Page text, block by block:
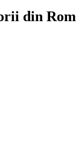
din